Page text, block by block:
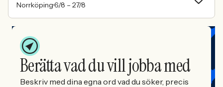
Norrköping6/8 – 27/8
Berätta vad du vill jobba med
Beskriv med dina egna ord vad du söker, precis